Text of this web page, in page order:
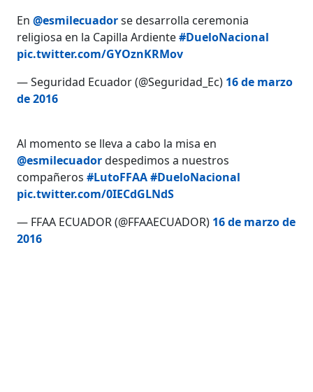
En@esmilecuadorse desarrolla ceremonia
religiosa en la Capilla Ardiente#DueloNacional
pic.twitter.com/GYOznKRMov
— Seguridad Ecuador (@Seguridad_Ec) 16 de marzo
de 2016
Al momento se lleva a cabo la misa en
@esmilecuadordespedimos a nuestros
compañeros#LutoFFAA#DueloNacional
pic.twitter.com/0IECdGLNdS
— FFAA ECUADOR (@FFAAECUADOR) 16 de marzo de
2016